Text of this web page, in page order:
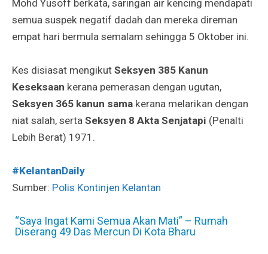
Mohd Yusoff berkata, saringan air kencing mendapati
semua suspek negatif dadah dan mereka direman
empat hari bermula semalam sehingga 5 Oktober ini.
Kes disiasat mengikut Seksyen 385 Kanun
Keseksaan kerana pemerasan dengan ugutan,
Seksyen 365 kanun sama kerana melarikan dengan
niat salah, serta Seksyen 8 Akta Senjatapi (Penalti
Lebih Berat) 1971.
#KelantanDaily
Sumber: Polis Kontinjen Kelantan
“Saya Ingat Kami Semua Akan Mati” – Rumah
Diserang 49 Das Mercun Di Kota Bharu